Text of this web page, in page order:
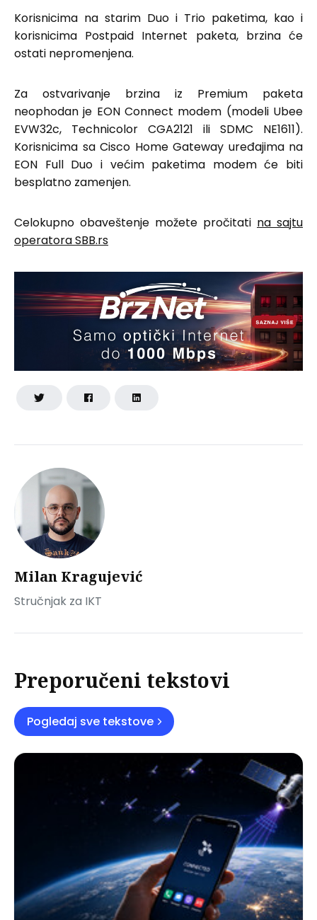
Milan Kragujević
Stručnjak za IKT
Korisnicima na starim Duo i Trio paketima, kao i
korisnicima Postpaid Internet paketa, brzina će
ostati nepromenjena.
Za ostvarivanje brzina iz Premium paketa
neophodan je EON Connect modem (modeli Ubee
EVW32c, Technicolor CGA2121 ili SDMC NE1611).
Korisnicima sa Cisco Home Gateway uređajima na
EON Full Duo i većim paketima modem će biti
besplatno zamenjen.
Celokupno obaveštenje možete pročitati na sajtu
operatora SBB.rs
Preporučeni tekstovi
Pogledaj sve tekstove